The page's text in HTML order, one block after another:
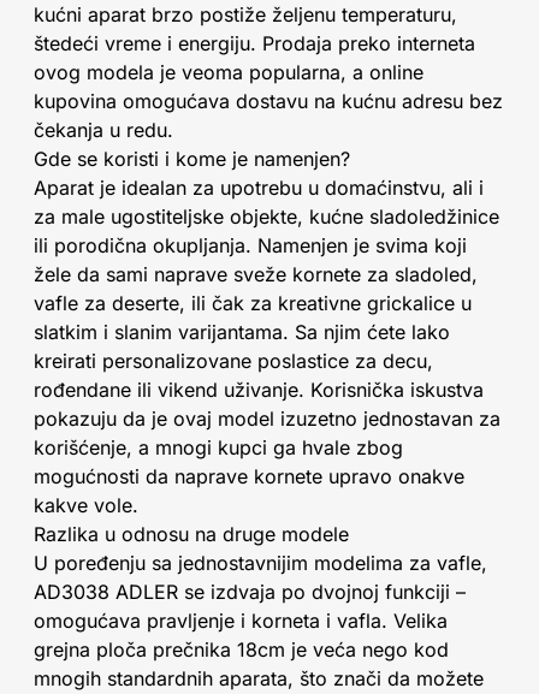
kućni aparat brzo postiže željenu temperaturu,
štedeći vreme i energiju. Prodaja preko interneta
ovog modela je veoma popularna, a online
kupovina omogućava dostavu na kućnu adresu bez
čekanja u redu.
Gde se koristi i kome je namenjen?
Aparat je idealan za upotrebu u domaćinstvu, ali i
za male ugostiteljske objekte, kućne sladoledžinice
ili porodična okupljanja. Namenjen je svima koji
žele da sami naprave sveže kornete za sladoled,
vafle za deserte, ili čak za kreativne grickalice u
slatkim i slanim varijantama. Sa njim ćete lako
kreirati personalizovane poslastice za decu,
rođendane ili vikend uživanje. Korisnička iskustva
pokazuju da je ovaj model izuzetno jednostavan za
korišćenje, a mnogi kupci ga hvale zbog
mogućnosti da naprave kornete upravo onakve
kakve vole.
Razlika u odnosu na druge modele
U poređenju sa jednostavnijim modelima za vafle,
AD3038 ADLER se izdvaja po dvojnoj funkciji –
omogućava pravljenje i korneta i vafla. Velika
grejna ploča prečnika 18cm je veća nego kod
mnogih standardnih aparata, što znači da možete